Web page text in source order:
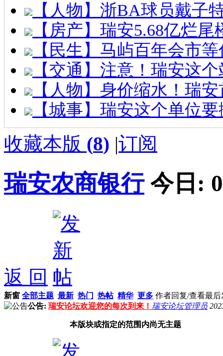
【人物】浙BA球员戴子
【房产】瑞安5.68亿烂
【民生】马屿百年会市
【交通】注意！瑞安这
【人物】身价缩水！瑞
【城事】瑞安这个单位
收藏本版 (8) |订阅
瑞安农商银行 今日: 0
返 回
新窗 全部主题 最新 热门 热帖 精华 更多 作者回复/查看最后
公告: 瑞安论坛欢迎您的每次到来！ 瑞安论坛管理员
本版块或指定的范围内尚无主题